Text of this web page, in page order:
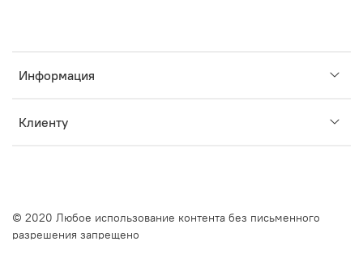
Информация
Клиенту
© 2020 Любое использование контента без письменного
разрешения запрещено